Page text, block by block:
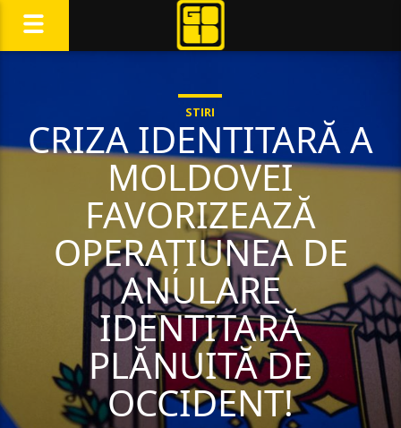
STIRI
CRIZA IDENTITARĂ A
MOLDOVEI
FAVORIZEAZĂ
OPERAȚIUNEA DE
ANULARE
IDENTITARĂ
PLĂNUITĂ DE
OCCIDENT!